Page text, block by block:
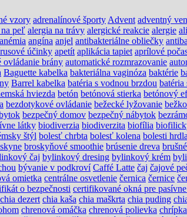
vzory adrenalínové športy Advent adventný
na peľ alergia na trávy alergické reakcie alergie
anémia angína anjel antibakteriálne obliečky
účinky apetít aplikácia tapiet aprílové
ovládanie brány automatické rozmrazovanie
Baguette kabelka bakteriálna vaginóza baktérie
Barrel kabelka batéria s vodnou brzdou batéria
hviezda betón betónová stierka betónový
bezdotykové ovládanie bežecké lyžovanie
bezpečný domov bezpečný nábytok
látky biodiverzia biodiverzita biofília
štýl bolesť chrbta bolesť kolena bolesti hrdla
broskyňové smoothie brúsenie dreva
čaj bylinkový dresing bylinkový krém
bývanie v podkroví Caffé Latte čaj čajové
omietka centrálne osvetlenie černica černice
o bezpečnosti certifikované okná pre
chia dezert chia kaša chia maškrta chia puding
chrenová omáčka chrenová polievka chrípka